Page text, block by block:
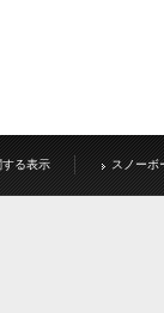
る表示 スノーボ